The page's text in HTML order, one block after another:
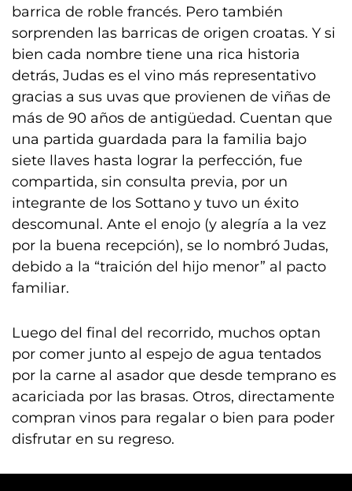
barrica de roble francés. Pero también
sorprenden las barricas de origen croatas. Y si
bien cada nombre tiene una rica historia
detrás, Judas es el vino más representativo
gracias a sus uvas que provienen de viñas de
más de 90 años de antigüedad. Cuentan que
una partida guardada para la familia bajo
siete llaves hasta lograr la perfección, fue
compartida, sin consulta previa, por un
integrante de los Sottano y tuvo un éxito
descomunal. Ante el enojo (y alegría a la vez
por la buena recepción), se lo nombró Judas,
debido a la “traición del hijo menor” al pacto
familiar.
Luego del final del recorrido, muchos optan
por comer junto al espejo de agua tentados
por la carne al asador que desde temprano es
acariciada por las brasas. Otros, directamente
compran vinos para regalar o bien para poder
disfrutar en su regreso.